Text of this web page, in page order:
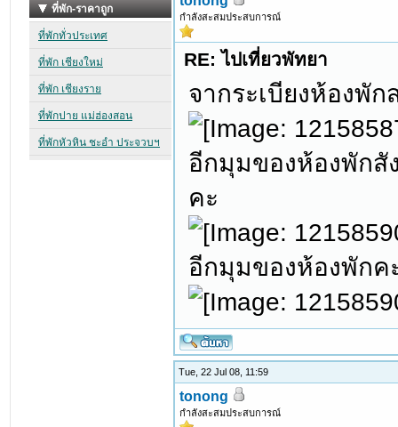
กำลังสะสมประสบการณ์
RE: ไปเที่ยวพัทยา
จากระเบียงห้องพั
อีกมุมของห้องพักสั
คะ
อีกมุมของห้องพักค
Tue, 22 Jul 08, 11:59
tonong
กำลังสะสมประสบการณ์